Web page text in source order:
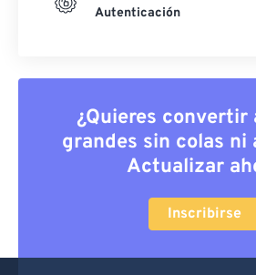
Autenticación
¿Quieres convertir
grandes sin colas ni
Actualizar
Inscribirse